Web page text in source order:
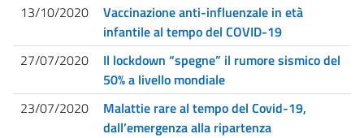
13/10/2020
Vaccinazione anti-influenzale in età
infantile al tempo del COVID-19
27/07/2020
Il lockdown “spegne” il rumore sismico del
50% a livello mondiale
23/07/2020
Malattie rare al tempo del Covid-19,
dall’emergenza alla ripartenza